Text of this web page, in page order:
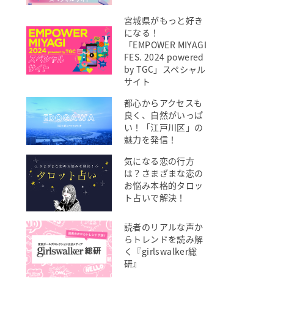
宮城県がもっと好き
になる！
「EMPOWER MIYAGI
FES. 2024 powered
by TGC」スペシャル
サイト
都心からアクセスも
良く、自然がいっぱ
い！「江戸川区」の
魅力を発信！
気になる恋の行方
は？さまざまな恋の
お悩み本格的タロッ
ト占いで解決！
読者のリアルな声か
らトレンドを読み解
く『girlswalker総
研』